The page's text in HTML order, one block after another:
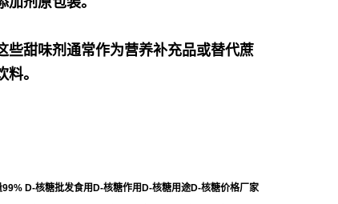
甜味剂通常作为营养补充品或替代蔗
。
D-核糖批发食用D-核糖作用D-核糖用途D-核糖价格厂家